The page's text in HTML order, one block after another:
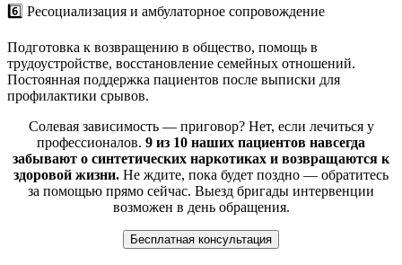
6️⃣ Ресоциализация и амбулаторное сопровождение
Подготовка к возвращению в общество, помощь в
трудоустройстве, восстановление семейных отношений.
Постоянная поддержка пациентов после выписки для
профилактики срывов.
Солевая зависимость — приговор? Нет, если лечиться у
профессионалов. 9 из 10 наших пациентов навсегда
забывают о синтетических наркотиках и возвращаются к
здоровой жизни. Не ждите, пока будет поздно — обратитесь
за помощью прямо сейчас. Выезд бригады интервенции
возможен в день обращения.
Бесплатная консультация